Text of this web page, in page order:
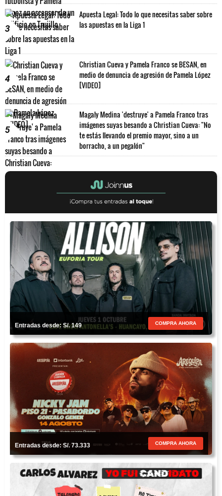
3
Apuesta Legal: Todo lo que necesitas saber sobre
las apuestas en la Liga 1
4
Christian Cueva y Pamela Franco se BESAN, en
medio de denuncia de agresión de Pamela López
[VIDEO]
5
Magaly Medina 'destruye' a Pamela Franco tras
imágenes suyas besando a Christian Cueva: "No
te estás llevando el premio mayor, sino a un
borracho, a un pegalón"
Entradas desde: S/. 149 COMPRA AHORA
Entradas desde: S/. 73.333 COMPRA AHORA